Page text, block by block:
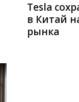
Tesla
в Китай
рынка